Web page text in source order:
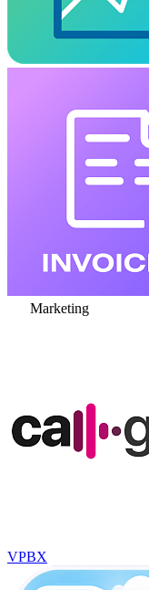
Marketing
VPBX